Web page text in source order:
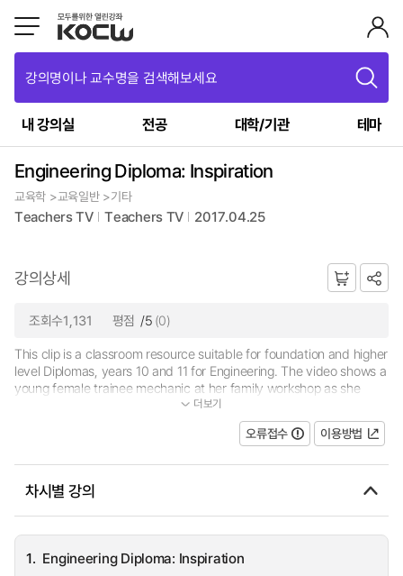
강의명이나 교수명을 검색해보세요
내 강의실 전공 대학/기관 테마
Engineering Diploma: Inspiration
교육학 >교육일반 >기타
Teachers TV Teachers TV 2017.04.25
강의상세
조회수1,131 평점 /5 (0)
This clip is a classroom resource suitable for foundation and higher
level Diplomas, years 10 and 11 for Engineering. The video shows a
young female trainee mechanic at her family workshop as she
goes about her daily duties and tasks, focusing on the topic of 'I...
더보기
오류접수 이용방법
차시별 강의
1. Engineering Diploma: Inspiration